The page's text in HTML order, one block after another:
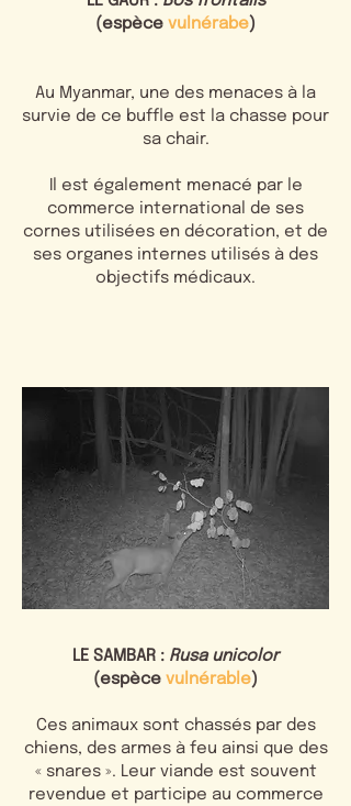
(espèce vulnérabe)
Au Myanmar, une des menaces à la
survie de ce buffle est la chasse pour
sa chair.
Il est également menacé par le
commerce international de ses
cornes utilisées en décoration, et de
ses organes internes utilisés à des
objectifs médicaux.
LE SAMBAR : Rusa unicolor
(espèce vulnérable)
Ces animaux sont chassés par des
chiens, des armes à feu ainsi que des
« snares ». Leur viande est souvent
revendue et participe au commerce